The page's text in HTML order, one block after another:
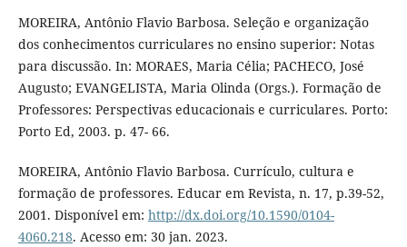
MOREIRA, Antônio Flavio Barbosa. Seleção e organização
dos conhecimentos curriculares no ensino superior: Notas
para discussão. In: MORAES, Maria Célia; PACHECO, José
Augusto; EVANGELISTA, Maria Olinda (Orgs.). Formação de
Professores: Perspectivas educacionais e curriculares. Porto:
Porto Ed, 2003. p. 47- 66.
MOREIRA, Antônio Flavio Barbosa. Currículo, cultura e
formação de professores. Educar em Revista, n. 17, p.39-52,
2001. Disponível em: http://dx.doi.org/10.1590/0104-
4060.218. Acesso em: 30 jan. 2023.